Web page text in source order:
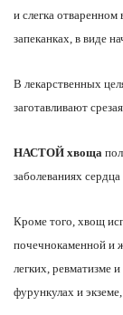
и слегка
запеканках, в виде
В лекарственных
заготавливают
НАСТОЙ хвоща
заболеваниях
Кроме того, хвощ
почечнокаменной и
легких, ревматизме
фурункулах и